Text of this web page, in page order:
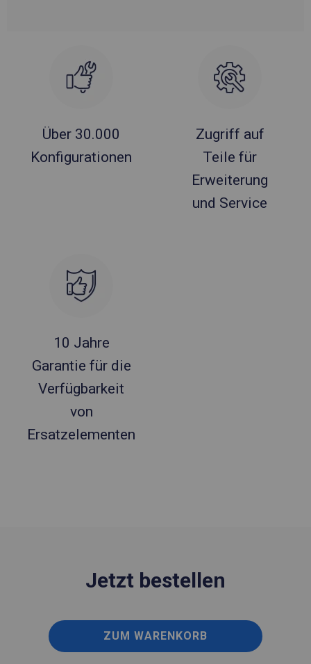
Über 30.000
Konfigurationen
Zugriff auf
Teile für
Erweiterung
und Service
10 Jahre
Garantie für die
Verfügbarkeit
von
Ersatzelementen
Jetzt bestellen
ZUM WARENKORB